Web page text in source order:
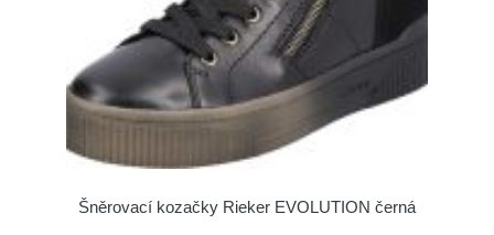
Šněrovací kozačky Rieker EVOLUTION černá